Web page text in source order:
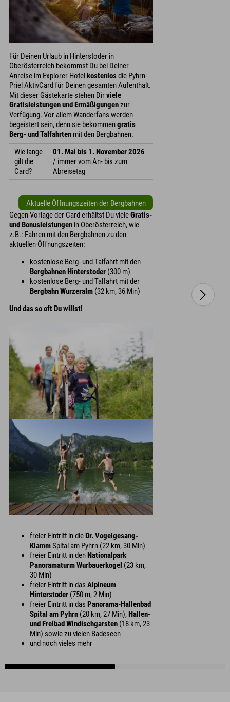
Für Deinen Urlaub in Hinterstoder in
Oberösterreich bekommst Du bei Deiner
Anreise im Explorer Hotelkostenlosdie Pyhrn-
Priel AktivCard für Deinen gesamten Aufenthalt.
Mit dieser Gästekarte stehen Dirviele
Gratisleistungen und Ermäßigungenzur
Verfügung. Vor allem Wanderfans werden
begeistert sein, denn sie bekommengratis
Berg- und Talfahrten mit den Bergbahnen.
Wie lange
gilt die
Card?
01. Mai bis 1. November 2026
/ immer vom An- bis zum
Abreisetag
Aktuelle Öffnungszeiten der Bergbahnen
Gegen Vorlage der Card erhältst Du vieleGratis-
und Bonusleistungen in Oberösterreich, wie
z.B.: Fahren mit den Bergbahnen zu den
aktuellen Öffnungszeiten:
kostenlose Berg- und Talfahrt mit den
Bergbahnen Hinterstoder (300 m)
kostenlose Berg- und Talfahrt mit der
Bergbahn Wurzeralm (32 km, 36 Min)
Und das so oft Du willst!
freier Eintritt in dieDr. Vogelgesang-
KlammSpital am Pyhrn (22 km, 30 Min)
freier Eintritt in denNationalpark
Panoramaturm Wurbauerkogel (23 km,
30 Min)
freier Eintritt in das Alpineum
Hinterstoder (750 m, 2 Min)
freier Eintritt in das Panorama-Hallenbad
Spital am Pyhrn (20 km, 27 Min),Hallen-
und Freibad Windischgarsten (18 km, 23
Min) sowie zu vielen Badeseen
und noch vieles mehr